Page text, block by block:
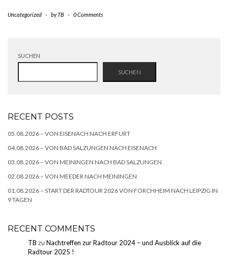
Uncategorized - byTB - 0 Comments
SUCHEN
SUCHEN
RECENT POSTS
05.08.2026 – VON EISENACH NACH ERFURT
04.08.2026 – VON BAD SALZUNGEN NACH EISENACH
03.08.2026 – VON MEININGEN NACH BAD SALZUNGEN
02.08.2026 – VON MEEDER NACH MEININGEN
01.08.2026 – START DER RADTOUR 2026 VON FORCHHEIM NACH LEIPZIG IN
9 TAGEN
RECENT COMMENTS
TB zu Nachtreffen zur Radtour 2024 – und Ausblick auf die
Radtour 2025 !